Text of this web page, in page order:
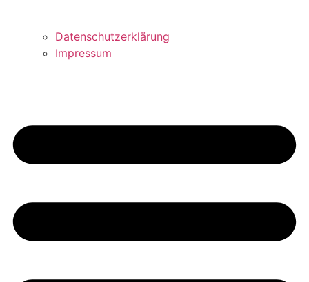
Datenschutzerklärung
Impressum